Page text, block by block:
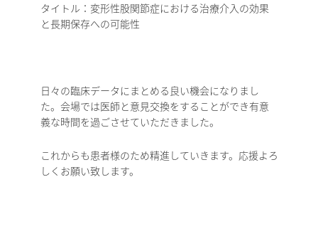
タイトル：変形性股関節症における治療介入の効果
と長期保存への可能性
日々の臨床データにまとめる良い機会になりまし
た。会場では医師と意見交換をすることができ有意
義な時間を過ごさせていただきました。
これからも患者様のため精進していきます。応援よろ
しくお願い致します。